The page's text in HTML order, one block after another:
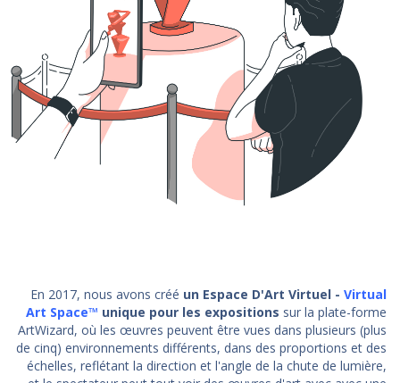
En 2017, nous avons créé un Espace D'Art Virtuel - Virtual
Art Space™ unique pour les expositions sur la plate-forme
ArtWizard, où les œuvres peuvent être vues dans plusieurs (plus
de cinq) environnements différents, dans des proportions et des
échelles, reflétant la direction et l'angle de la chute de lumière,